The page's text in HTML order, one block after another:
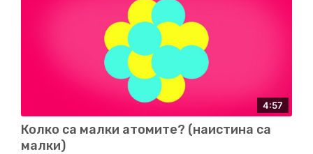
4:57
Колко са малки атомите? (наистина са
малки)